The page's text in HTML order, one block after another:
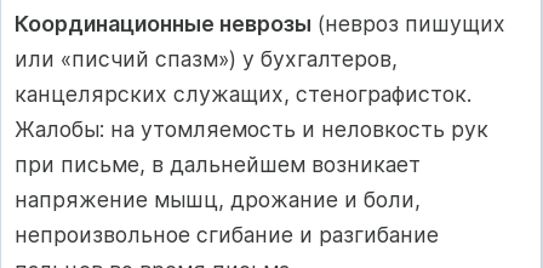
Координационные неврозы (невроз пишущих
или «писчий спазм») у бухгалтеров,
канцелярских служащих, стенографисток.
Жалобы: на утомляемость и неловкость рук
при письме, в дальнейшем возникает
напряжение мышц, дрожание и боли,
непроизвольное сгибание и разгибание